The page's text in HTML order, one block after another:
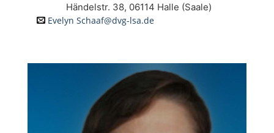
Händelstr. 38, 06114 Halle (Saale)
Evelyn Schaaf@dvg-lsa.de